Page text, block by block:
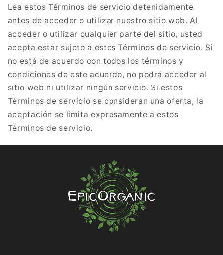
Lea estos Términos de servicio detenidamente
antes de acceder o utilizar nuestro sitio web. Al
acceder o utilizar cualquier parte del sitio, usted
acepta estar sujeto a estos Términos de servicio. Si
no está de acuerdo con todos los términos y
condiciones de este acuerdo, no podrá acceder al
sitio web ni utilizar ningún servicio. Si estos
Términos de servicio se consideran una oferta, la
aceptación se limita expresamente a estos
Términos de servicio.